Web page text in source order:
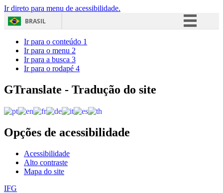
Ir direto para menu de acessibilidade.
BRASIL
Acesso à informação
Ir para o conteúdo 1
Ir para o menu 2
Ir para a busca 3
Ir para o rodapé 4
GTranslate - Tradução do site
Opções de acessibilidade
Acessibilidade
Alto contraste
Mapa do site
IFG